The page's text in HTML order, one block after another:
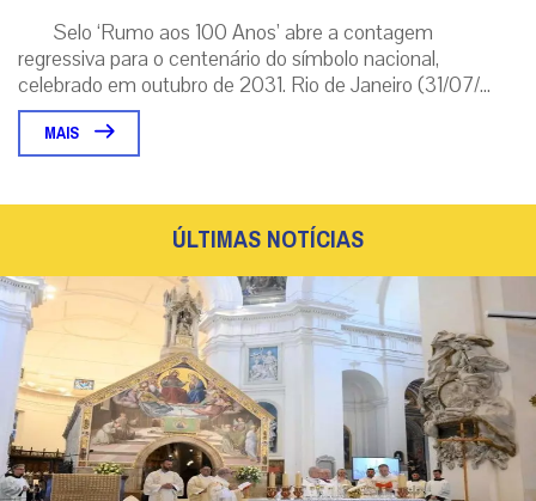
Em Assis, Papa Leão XIV convoca os jovens a
serem novos Santos e transformar o mundo
Em encontro com a Juventude Franciscana em Assis, o Pontífice
exortou os jovens a superarem o medo e a resignação,
construindo um futuro fundamen...
06 / Aug|Roma